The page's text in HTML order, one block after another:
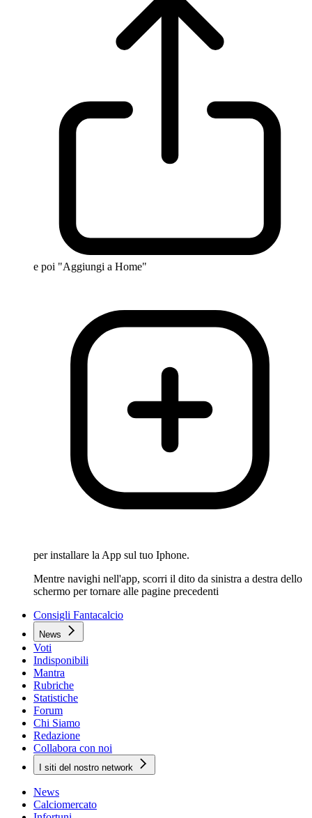
e poi "Aggiungi a Home"
per installare la App sul tuo Iphone.
Mentre navighi nell'app, scorri il dito da sinistra a destra dello
schermo per tornare alle pagine precedenti
Consigli Fantacalcio
News
Voti
Indisponibili
Mantra
Rubriche
Statistiche
Forum
Chi Siamo
Redazione
Collabora con noi
I siti del nostro network
News
Calciomercato